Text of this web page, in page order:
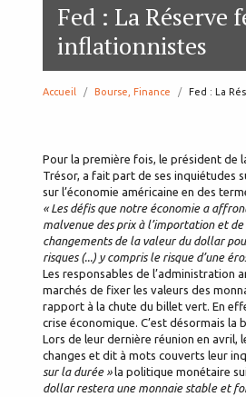
Fed : La Réserve
inflationnistes
Accueil Bourse, Finance page:
Fed : La
Pour la première fois, le président de
Trésor, a fait part de ses inquiétudes
sur l’économie américaine en des
« Les défis que notre économie a
malvenue des prix à l’importation et
changements de la valeur du dollar
risques (...) y compris le risque d’une
Les responsables de l’administration
marchés de fixer les valeurs des
rapport à la chute du billet vert. En
crise économique. C’est désormais la
Lors de leur dernière réunion en avril,
changes et dit à mots couverts leur
sur la durée »la politique monétaire
dollar restera une monnaie stable et